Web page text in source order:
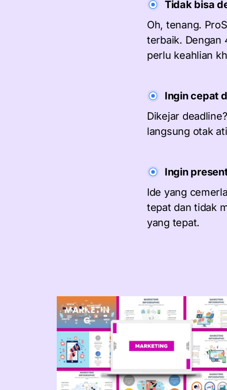
Tidak bisa
Oh, tenang.
terbaik. Dengan
perlu keahlian
Ingin cepat
Dikejar
langsung otak
Ingin
Ide yang
tepat dan tidak
yang tepat.